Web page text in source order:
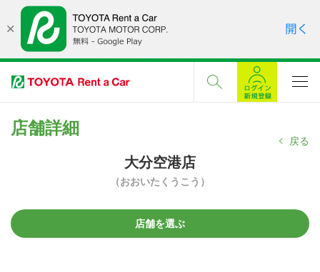
店舗詳細
戻る
大分空港店
（おおいたくうこう）
店舗を選ぶ